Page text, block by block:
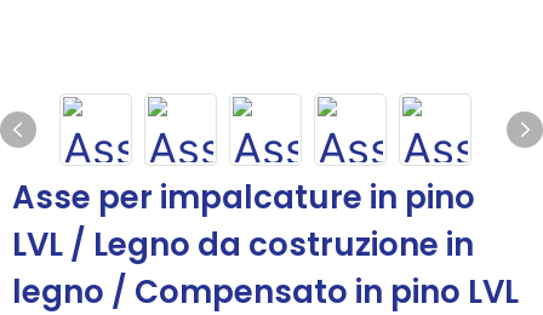
Asse per impalcature in pino
LVL / Legno da costruzione in
legno / Compensato in pino LVL